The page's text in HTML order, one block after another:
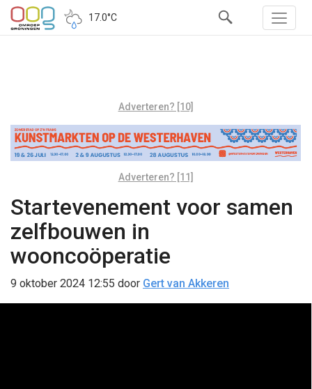
17.0°C
Adverteren? [10]
Adverteren? [11]
Startevenement voor samen
zelfbouwen in
wooncoöperatie
9 oktober 2024 12:55 door Gert van Akkeren